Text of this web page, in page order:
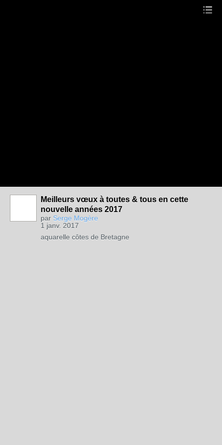
Meilleurs vœux à toutes & tous en cette
nouvelle années 2017
par Serge Mogère
1 janv. 2017
aquarelle côtes de Bretagne